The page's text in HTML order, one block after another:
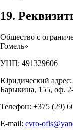
19.
Общество с
Гомель»
УНП: 491329606
Юридический адрес:
Барыкина, 155, оф.
Телефон: +375 (29)
E-mail: evro-